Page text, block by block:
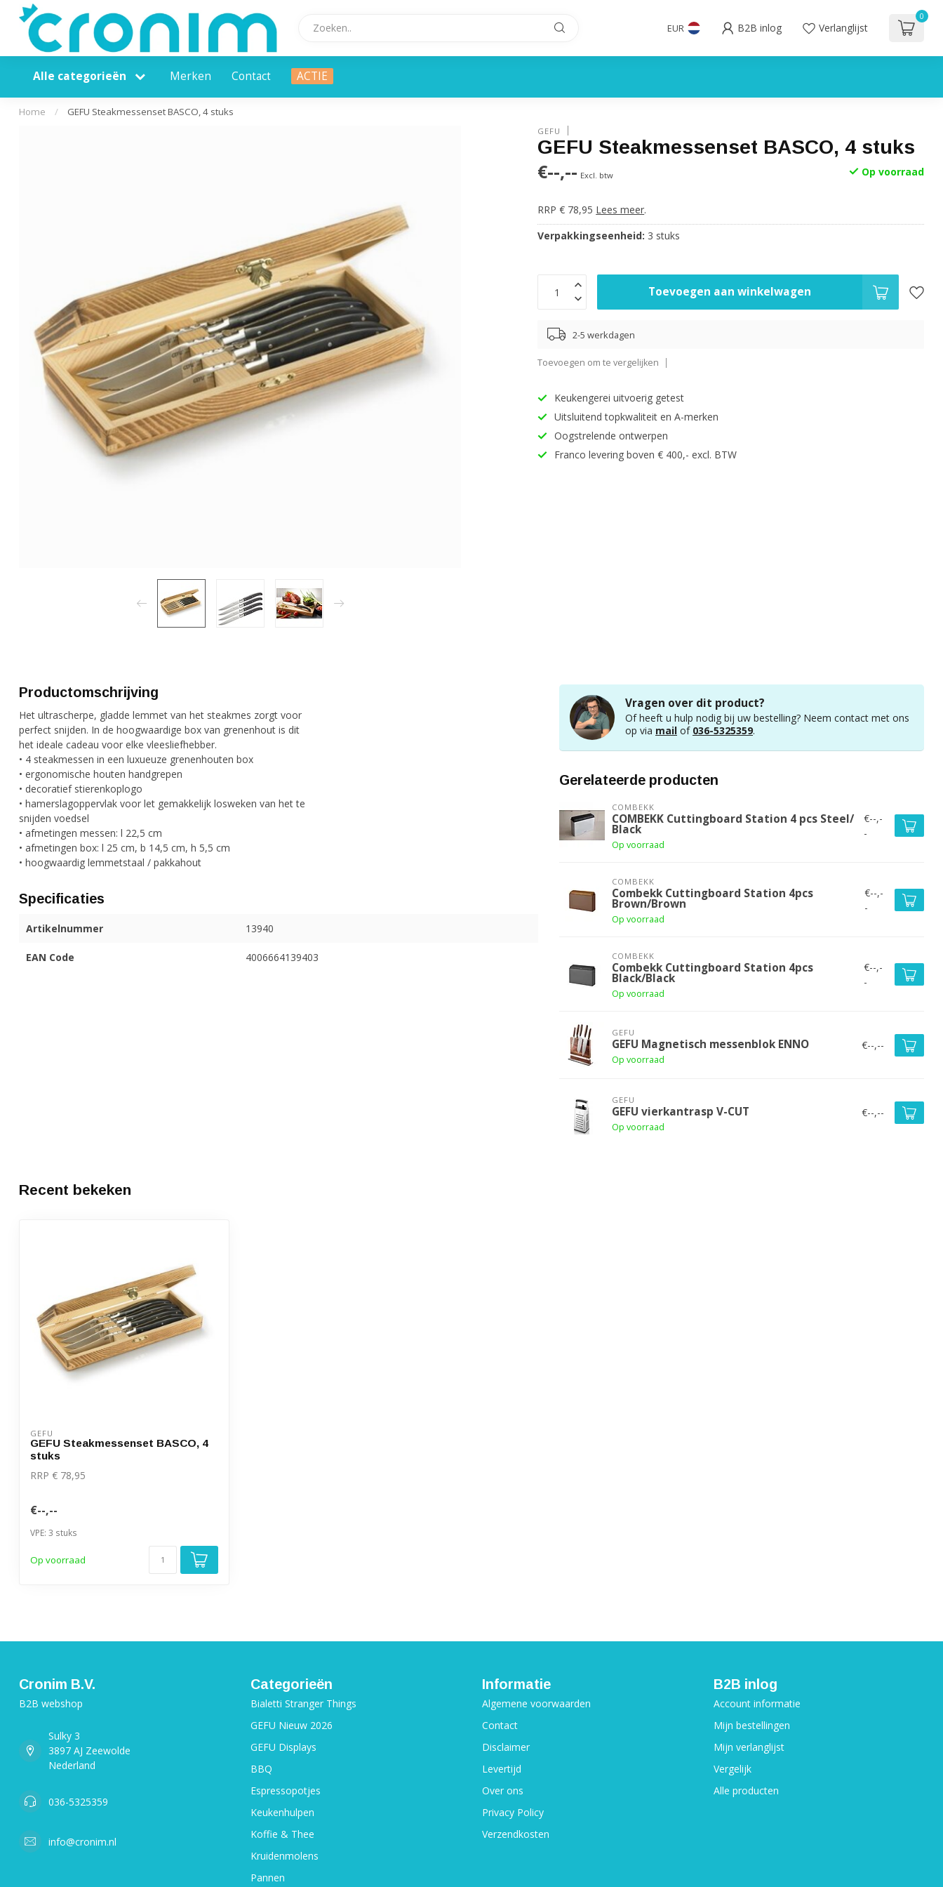
EUR B2B inlog Verlanglijst
0
Alle categorieën Merken Contact ACTIE
Home / GEFU Steakmessenset BASCO, 4 stuks
GEFU
GEFU Steakmessenset BASCO, 4 stuks
€--,-- Excl. btw Op voorraad
RRP € 78,95 Lees meer.
Verpakkingseenheid: 3 stuks
Toevoegen aan winkelwagen
2-5 werkdagen
Toevoegen om te vergelijken
Keukengerei uitvoerig getest
Uitsluitend topkwaliteit en A-merken
Oogstrelende ontwerpen
Franco levering boven € 400,- excl. BTW
Productomschrijving
Het ultrascherpe, gladde lemmet van het steakmes zorgt voor
perfect snijden. In de hoogwaardige box van grenenhout is dit
het ideale cadeau voor elke vleesliefhebber.
• 4 steakmessen in een luxueuze grenenhouten box
• ergonomische houten handgrepen
• decoratief stierenkoplogo
• hamerslagoppervlak voor let gemakkelijk losweken van het te
snijden voedsel
• afmetingen messen: l 22,5 cm
• afmetingen box: l 25 cm, b 14,5 cm, h 5,5 cm
• hoogwaardig lemmetstaal / pakkahout
Specificaties
Artikelnummer 13940
EAN Code 4006664139403
Vragen over dit product?
Of heeft u hulp nodig bij uw bestelling? Neem contact met ons
op via mail of 036-5325359.
Gerelateerde producten
COMBEKK
COMBEKK Cuttingboard Station 4 pcs Steel/
Black
Op voorraad
€--,-
-
COMBEKK
Combekk Cuttingboard Station 4pcs
Brown/Brown
Op voorraad
€--,-
-
COMBEKK
Combekk Cuttingboard Station 4pcs
Black/Black
Op voorraad
€--,-
-
GEFU
GEFU Magnetisch messenblok ENNO
Op voorraad
€--,--
GEFU
GEFU vierkantrasp V-CUT
Op voorraad
€--,--
Recent bekeken
GEFU
GEFU Steakmessenset BASCO, 4
stuks
RRP € 78,95
€--,--
VPE: 3 stuks
Op voorraad
Cronim B.V.
B2B webshop
Sulky 3
3897 AJ Zeewolde
Nederland
036-5325359
info@cronim.nl
Categorieën
Bialetti Stranger Things
GEFU Nieuw 2026
GEFU Displays
BBQ
Espressopotjes
Keukenhulpen
Koffie & Thee
Kruidenmolens
Pannen
Informatie
Algemene voorwaarden
Contact
Disclaimer
Levertijd
Over ons
Privacy Policy
Verzendkosten
B2B inlog
Account informatie
Mijn bestellingen
Mijn verlanglijst
Vergelijk
Alle producten